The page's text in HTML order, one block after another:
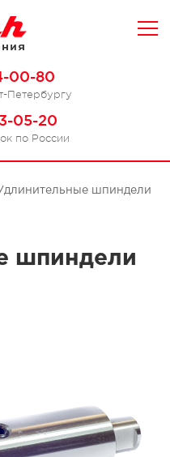
00-80
Петербургу
05-20
по России
шпиндели
шпиндели